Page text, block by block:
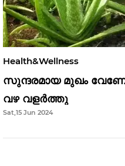
Health&Wellness
സുന്ദരമായ മുഖം വേണോ
വഴ വളർത്തു
Sat,15 Jun 2024